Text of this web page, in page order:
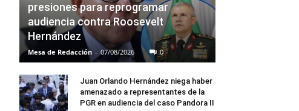
presiones para reprogramar
audiencia contra Roosevelt
Hernández
Mesa de Redacción - 07/08/2026 0
Juan Orlando Hernández niega haber
amenazado a representantes de la
PGR en audiencia del caso Pandora II